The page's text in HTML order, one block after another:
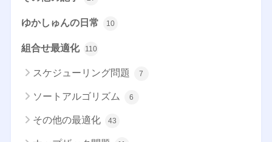
ゆかしゅんの日常 10
組合せ最適化 110
スケジューリング問題 7
ソートアルゴリズム 6
その他の最適化 43